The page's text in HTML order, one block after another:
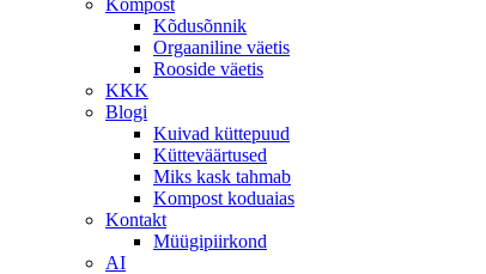
Kompost
Kõdusõnnik
Orgaaniline väetis
Rooside väetis
KKK
Blogi
Kuivad küttepuud
Kütteväärtused
Miks kask tahmab
Kompost koduaias
Kontakt
Müügipiirkond
AI